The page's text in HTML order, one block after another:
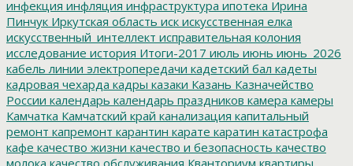
инфекция инфляция инфраструктура ипотека Ирина
Пинчук Иркутская область иск искусственная елка
искусственный_интеллект исправительная колония
исследование история Итоги-2017 июль июнь июнь_2026
кабель линии электропередачи кадетский бал кадеты
кадровая чехарда кадры казаки Казань Казначейство
России календарь календарь праздников камера камеры
Камчатка Камчатский край канализация капитальный
ремонт капремонт карантин карате каратин катастрофа
кафе качество жизни качество и безопасность качество
молока качество обслуживания Кванториум квартиры